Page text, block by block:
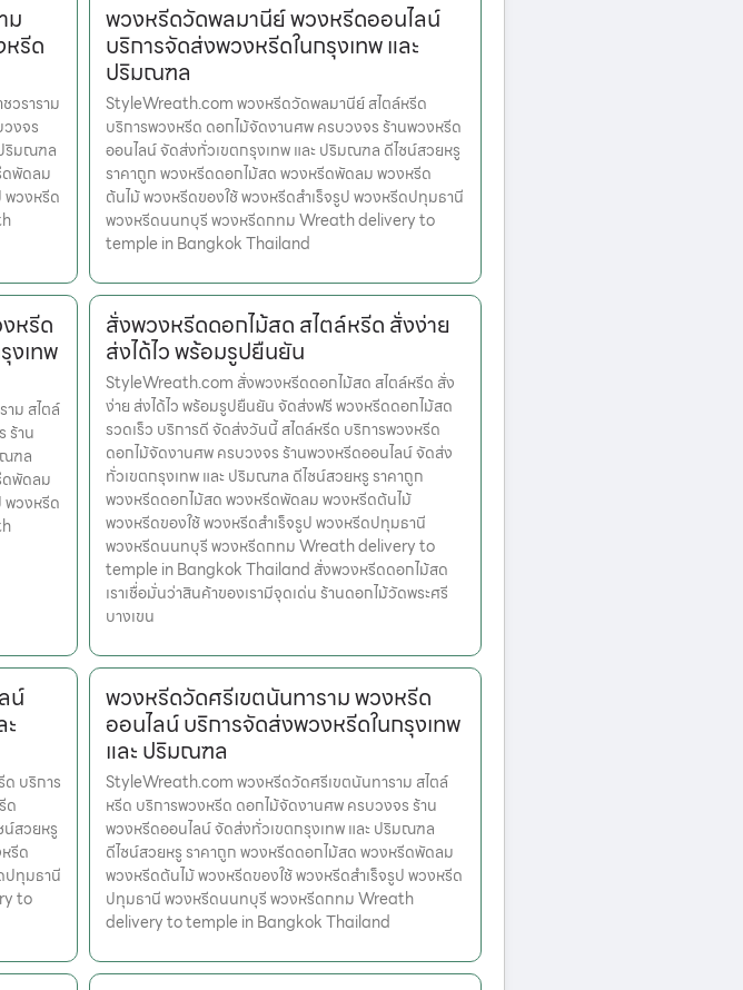
ม
รีด
วราราม
งจร
ริมณฑล
ดพัดลม
พวงหรีด
พวงหรีดวัดพลมานีย์ พวงหรีดออนไลน์
บริการจัดส่งพวงหรีดในกรุงเทพ และ
ปริมณฑล
StyleWreath.com พวงหรีดวัดพลมานีย์ สไตล์หรีด
บริการพวงหรีด ดอกไม้จัดงานศพ ครบวงจร ร้านพวงหรีด
ออนไลน์ จัดส่งทั่วเขตกรุงเทพ และ ปริมณฑล ดีไซน์สวยหรู
ราคาถูก พวงหรีดดอกไม้สด พวงหรีดพัดลม พวงหรีด
ต้นไม้ พวงหรีดของใช้ พวงหรีดสำเร็จรูป พวงหรีดปทุมธานี
พวงหรีดนนทบุรี พวงหรีดกทม Wreath delivery to
temple in Bangkok Thailand
หรีด
งเทพ
ม สไตล์
ร้าน
ณฑล
ดพัดลม
พวงหรีด
สั่งพวงหรีดดอกไม้สด สไตล์หรีด สั่งง่าย
ส่งได้ไว พร้อมรูปยืนยัน
StyleWreath.com สั่งพวงหรีดดอกไม้สด สไตล์หรีด สั่ง
ง่าย ส่งได้ไว พร้อมรูปยืนยัน จัดส่งฟรี พวงหรีดดอกไม้สด
รวดเร็ว บริการดี จัดส่งวันนี้ สไตล์หรีด บริการพวงหรีด
ดอกไม้จัดงานศพ ครบวงจร ร้านพวงหรีดออนไลน์ จัดส่ง
ทั่วเขตกรุงเทพ และ ปริมณฑล ดีไซน์สวยหรู ราคาถูก
พวงหรีดดอกไม้สด พวงหรีดพัดลม พวงหรีดต้นไม้
พวงหรีดของใช้ พวงหรีดสำเร็จรูป พวงหรีดปทุมธานี
พวงหรีดนนทบุรี พวงหรีดกทม Wreath delivery to
temple in Bangkok Thailand สั่งพวงหรีดดอกไม้สด
เราเชื่อมั่นว่าสินค้าของเรามีจุดเด่น ร้านดอกไม้วัดพระศรี
บางเขน
น์
บริการ
ด
สวยหรู
รีด
ปทุมธานี
to
พวงหรีดวัดศรีเขตนันทาราม พวงหรีด
ออนไลน์ บริการจัดส่งพวงหรีดในกรุงเทพ
และ ปริมณฑล
StyleWreath.com พวงหรีดวัดศรีเขตนันทาราม สไตล์
หรีด บริการพวงหรีด ดอกไม้จัดงานศพ ครบวงจร ร้าน
พวงหรีดออนไลน์ จัดส่งทั่วเขตกรุงเทพ และ ปริมณฑล
ดีไซน์สวยหรู ราคาถูก พวงหรีดดอกไม้สด พวงหรีดพัดลม
พวงหรีดต้นไม้ พวงหรีดของใช้ พวงหรีดสำเร็จรูป พวงหรีด
ปทุมธานี พวงหรีดนนทบุรี พวงหรีดกทม Wreath
delivery to temple in Bangkok Thailand